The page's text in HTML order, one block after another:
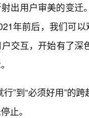
出用户审美的变迁
年前后，我们可
交互，开始有了
行”到“必须好用”的
止。